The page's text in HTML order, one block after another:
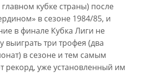
кубке страны) после
в сезоне 1984/85, и
в финале Кубка Лиги не
выиграть три трофея (два
в сезоне и тем самым
рекорд, уже установленный им